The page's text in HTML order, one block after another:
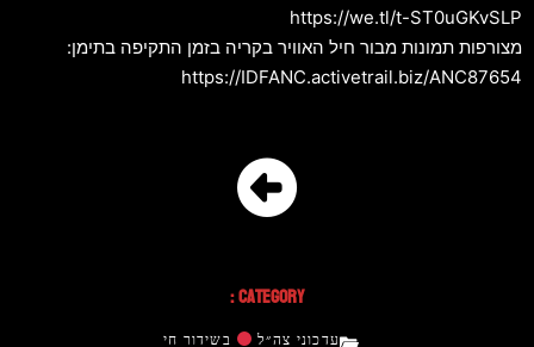
https://we.tl/t-ST0uGKvSLP
מצורפות תמונות מבור חיל האוויר בקריה בזמן התקיפה בתימן:
https://IDFANC.activetrail.biz/ANC87654
Category :
עדכוני צה״ל בשידור חי